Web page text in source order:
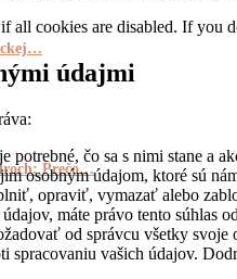
Prečo…
all cookies are disabled. If
údajmi
potrebné, čo sa s nimi stane a
osobným údajom, ktoré sú
opraviť, vymazať alebo
máte právo tento súhlas
od správcu všetky
spracovaniu vašich údajov.